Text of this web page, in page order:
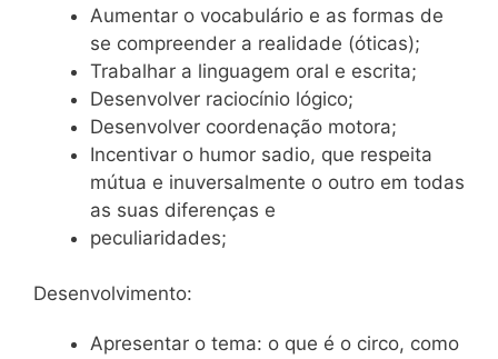
Aumentar o vocabulário e as formas de
se compreender a realidade (óticas);
Trabalhar a linguagem oral e escrita;
Desenvolver raciocínio lógico;
Desenvolver coordenação motora;
Incentivar o humor sadio, que respeita
mútua e inuversalmente o outro em todas
as suas diferenças e
peculiaridades;
Desenvolvimento:
Apresentar o tema: o que é o circo, como